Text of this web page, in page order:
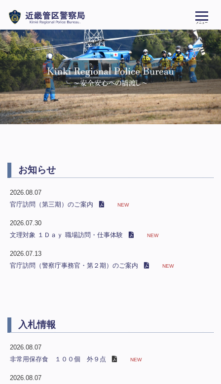
メニュー
お知らせ
2026.08.07
官庁訪問（第三期）のご案内
NEW
2026.07.30
文理対象 １Ｄａｙ 職場訪問・仕事体験
NEW
2026.07.13
官庁訪問（警察庁事務官・第２期）のご案内
NEW
入札情報
2026.08.07
非常用保存食 １００個 外９点
NEW
2026.08.07